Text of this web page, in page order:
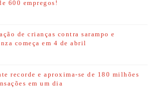
600 empregos!
de crianças contra sarampo e
começa em 4 de abril
recorde e aproxima-se de 180 milhões
em um dia